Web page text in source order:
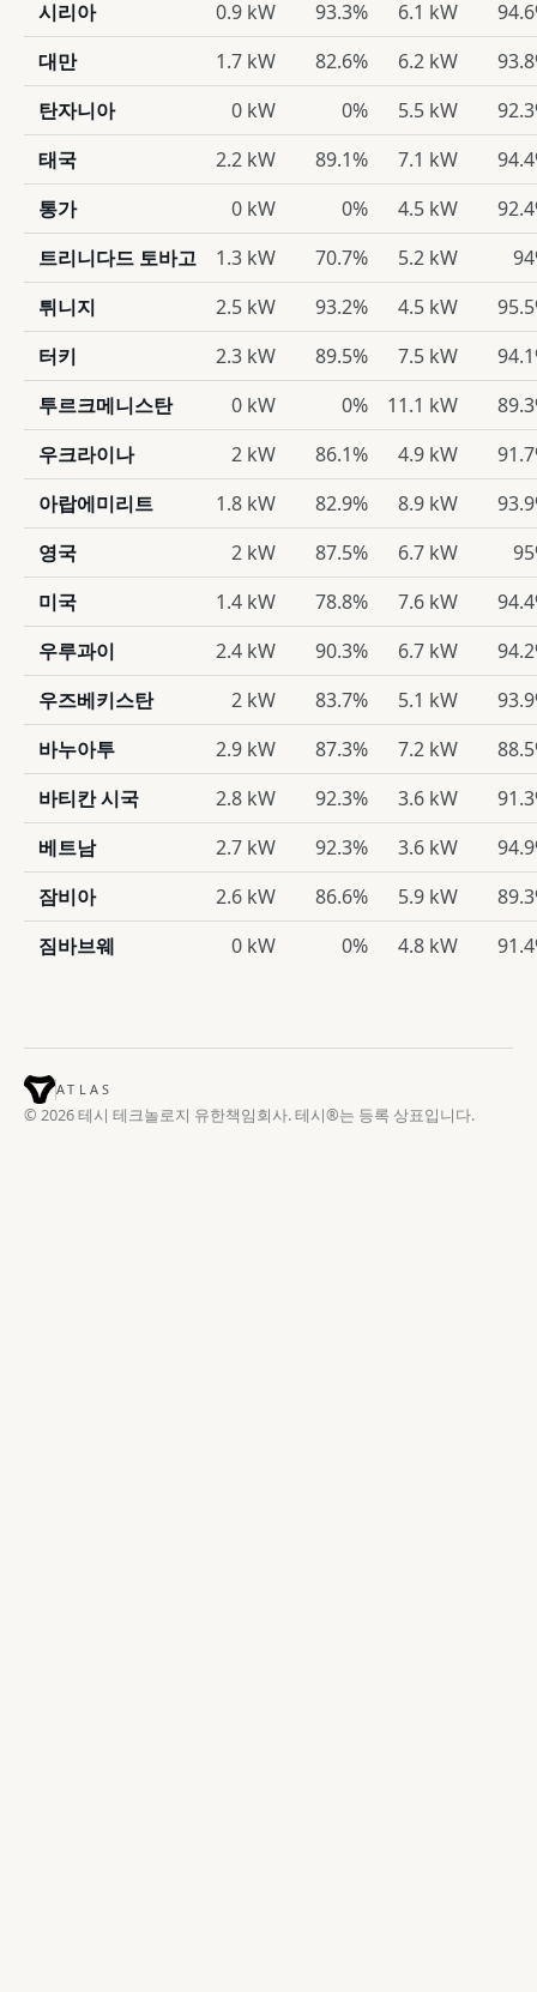
시리아 0.9 kW 93.3% 6.1 kW
대만
1.7 kW 82.6% 6.2 kW
탄자니아
0 kW 0% 5.5 kW
태국
2.2 kW 89.1% 7.1 kW
통가
0 kW 0% 4.5 kW
트리니다드 토바고
1.3 kW 70.7% 5.2 kW
튀니지
2.5 kW 93.2% 4.5 kW
터키
2.3 kW 89.5% 7.5 kW
투르크메니스탄
0 kW 0% 11.1 kW
우크라이나
2 kW 86.1% 4.9 kW
아랍에미리트
1.8 kW 82.9% 8.9 kW
영국
2 kW 87.5% 6.7 kW
미국
1.4 kW 78.8% 7.6 kW
우루과이
2.4 kW 90.3% 6.7 kW
우즈베키스탄
2 kW 83.7% 5.1 kW
바누아투
2.9 kW 87.3% 7.2 kW
바티칸 시국
2.8 kW 92.3% 3.6 kW
베트남
2.7 kW 92.3% 3.6 kW
잠비아
2.6 kW 86.6% 5.9 kW
짐바브웨
0 kW 0% 4.8 kW
ATLAS
© 2026 테시 테크놀로지 유한책임회사. 테시®는 등록 상표입니다.